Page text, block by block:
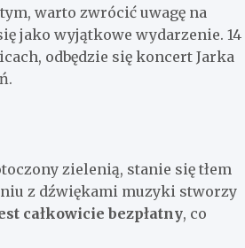
warto zwrócić uwagę na
jako wyjątkowe wydarzenie. 14
odbędzie się koncert Jarka
zielenią, stanie się tłem
z dźwiękami muzyki stworzy
całkowicie bezpłatny, co